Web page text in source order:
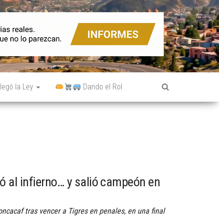
la Ley Dando el Rol
al infierno… y salió campeón en
tras vencer a Tigres en penales, en una final